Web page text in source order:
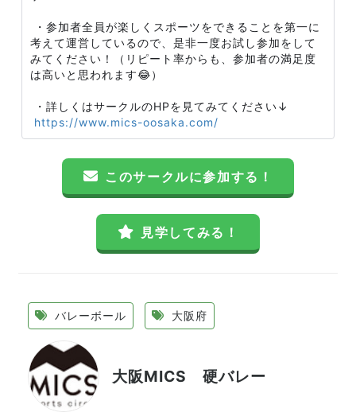
・参加者全員が楽しくスポーツをできることを第一に
考えて運営しているので、是非一度お試し参加をして
みてください！（リピート率からも、参加者の満足度
は高いと思われます😂）
・詳しくはサークルのHPを見てみてください↓
https://www.mics-oosaka.com/
このサークルに参加する！
見学してみる！
バレーボール 大阪府
大阪MICS 硬バレー